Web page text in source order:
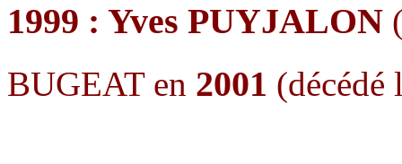
1999 : Yves PUYJALON
BUGEAT en 2001